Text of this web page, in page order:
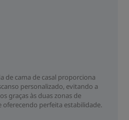
de cama de casal proporciona
personalizado, evitando a
graças às duas zonas de
oferecendo perfeita estabilidade.